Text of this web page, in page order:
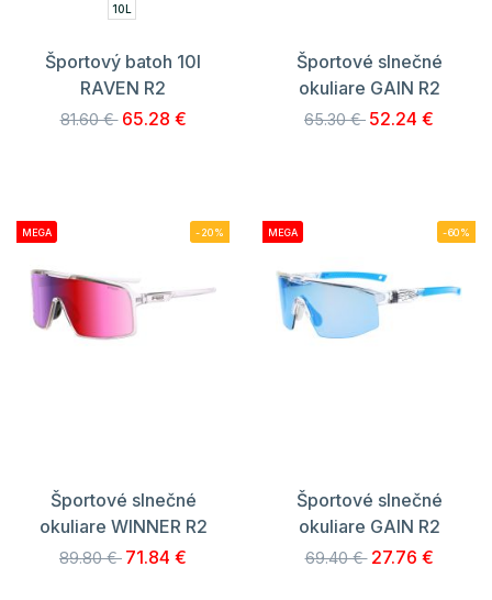
10L
Športový batoh 10l
RAVEN R2
81.60 € 65.28 €
Športové slnečné
okuliare GAIN R2
65.30 € 52.24 €
MEGA -20%
Športové slnečné
okuliare WINNER R2
89.80 € 71.84 €
MEGA -60%
Športové slnečné
okuliare GAIN R2
69.40 € 27.76 €